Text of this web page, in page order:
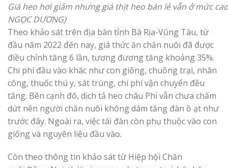
Giá heo hơi giảm nhưng giá thịt heo bán lẻ vẫn ở mức
NGỌC DƯƠNG)
Theo khảo sát trên địa bàn tỉnh Bà Rịa-Vũng Tàu, từ
đầu năm 2022 đến nay, giá thức ăn chăn nuôi đã được
điều chỉnh tăng 6 lần, tương đương tăng khoảng 35%.
Chi phí đầu vào khác như con giống, chuồng trại, nhân
công, thuốc thú y, sát trùng, chi phí vận chuyển đều
tăng. Bên cạnh đó, dịch tả heo châu Phi vẫn chưa chấm
dứt nên người chăn nuôi không dám tăng đàn ồ ạt như
trước đây. Ngoài ra, việc tái đàn còn phụ thuộc vào con
giống và nguyên liệu đầu vào.
Còn theo thông tin khảo sát từ Hiệp hội Chăn